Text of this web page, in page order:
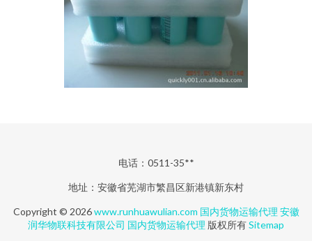
电话：0511-35**
地址：安徽省芜湖市繁昌区新港镇新东村
Copyright © 2026www.runhuawulian.com 国内货物运输代理 安徽
润华物联科技有限公司 国内货物运输代理 版权所有Sitemap